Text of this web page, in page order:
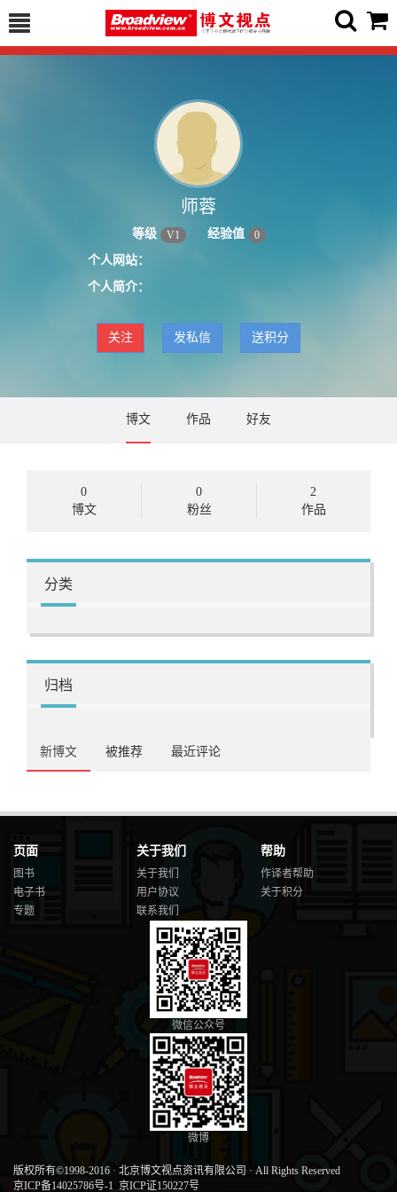
师蓉
等级 V1 经验值 0
个人网站：
个人简介：
关注 发私信 送积分
博文 作品 好友
0
博文
0
粉丝
2
作品
分类
归档
新博文 被推荐 最近评论
页面
图书
电子书
专题
关于我们
关于我们
用户协议
联系我们
帮助
作译者帮助
关于积分
微信公众号
微博
版权所有©1998-2016 · 北京博文视点资讯有限公司 · All Rights Reserved
京ICP备14025786号-1 京ICP证150227号